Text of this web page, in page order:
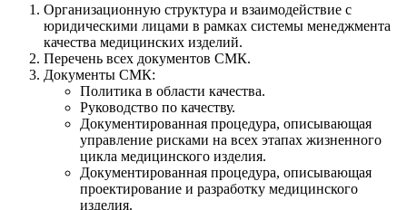
Организационную структура и взаимодействие с
юридическими лицами в рамках системы менеджмента
качества медицинских изделий.
Перечень всех документов СМК.
Документы СМК:
Политика в области качества.
Руководство по качеству.
Документированная процедура, описывающая
управление рисками на всех этапах жизненного
цикла медицинского изделия.
Документированная процедура, описывающая
проектирование и разработку медицинского
изделия.